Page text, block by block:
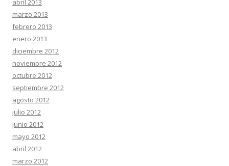
abril 2013
marzo 2013
febrero 2013
enero 2013
diciembre 2012
noviembre 2012
octubre 2012
septiembre 2012
agosto 2012
julio 2012
junio 2012
mayo 2012
abril 2012
marzo 2012